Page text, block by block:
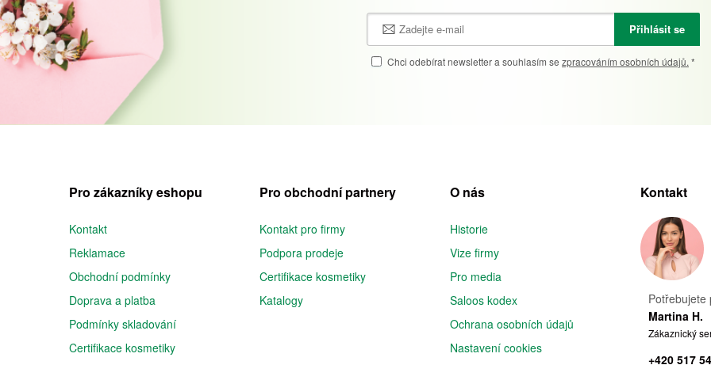
Přihlásit se
Chci odebírat newsletter a souhlasím se zpracováním osobních údajů. *
Pro zákazníky eshopu
Kontakt
Reklamace
Obchodní podmínky
Doprava a platba
Podmínky skladování
Certifikace kosmetiky
Pro obchodní partnery
Kontakt pro firmy
Podpora prodeje
Certifikace kosmetiky
Katalogy
O nás
Historie
Vize firmy
Pro media
Saloos kodex
Ochrana osobních údajů
Nastavení cookies
Kontakt
Potřebujete
Martina H.
Zákaznický
+420 517